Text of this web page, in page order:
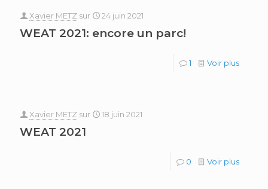
Xavier METZ sur 24 juin 2021
WEAT 2021: encore un parc!
1 Voir plus
Xavier METZ sur 18 juin 2021
WEAT 2021
0 Voir plus